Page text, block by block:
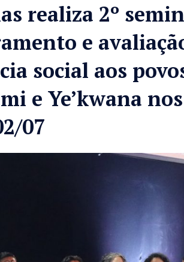
realiza 2º
e
social aos
e Ye’kwana
07